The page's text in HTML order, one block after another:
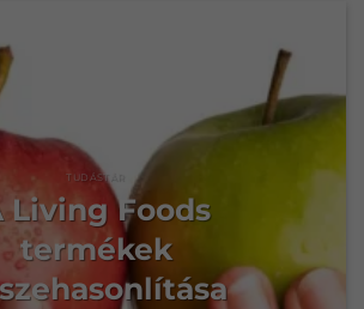
TUDÁSTÁR
Living Foods
termékek